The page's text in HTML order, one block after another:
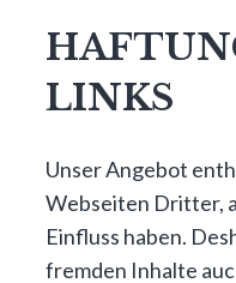
LINKS
Unser Angebot
Webseiten Dritter,
Einfluss haben.
fremden Inhalte